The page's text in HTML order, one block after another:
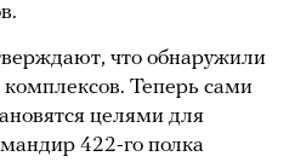
что обнаружили
комплексов. Теперь сами
целями для
422-го полка